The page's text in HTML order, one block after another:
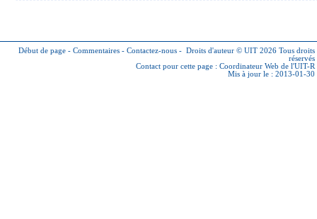
Début de page - Commentaires - Contactez-nous - Droits d'auteur © UIT 2026 Tous droits
réservés
Contact pour cette page : Coordinateur Web de l'UIT-R
Mis à jour le : 2013-01-30